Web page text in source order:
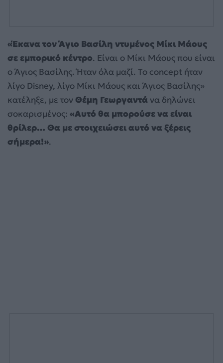
«Έκανα τον Άγιο Βασίλη ντυμένος Μίκι Μάους
σε εμπορικό κέντρο. Είναι ο Μίκι Μάους που είναι
ο Άγιος Βασίλης. Ήταν όλα μαζί. Το concept ήταν
λίγο Disney, λίγο Μίκι Μάους και Άγιος Βασίλης»
κατέληξε, με τον Θέμη Γεωργαντά να δηλώνει
σοκαρισμένος: «Αυτό θα μπορούσε να είναι
θρίλερ… Θα με στοιχειώσει αυτό να ξέρεις
σήμερα!».